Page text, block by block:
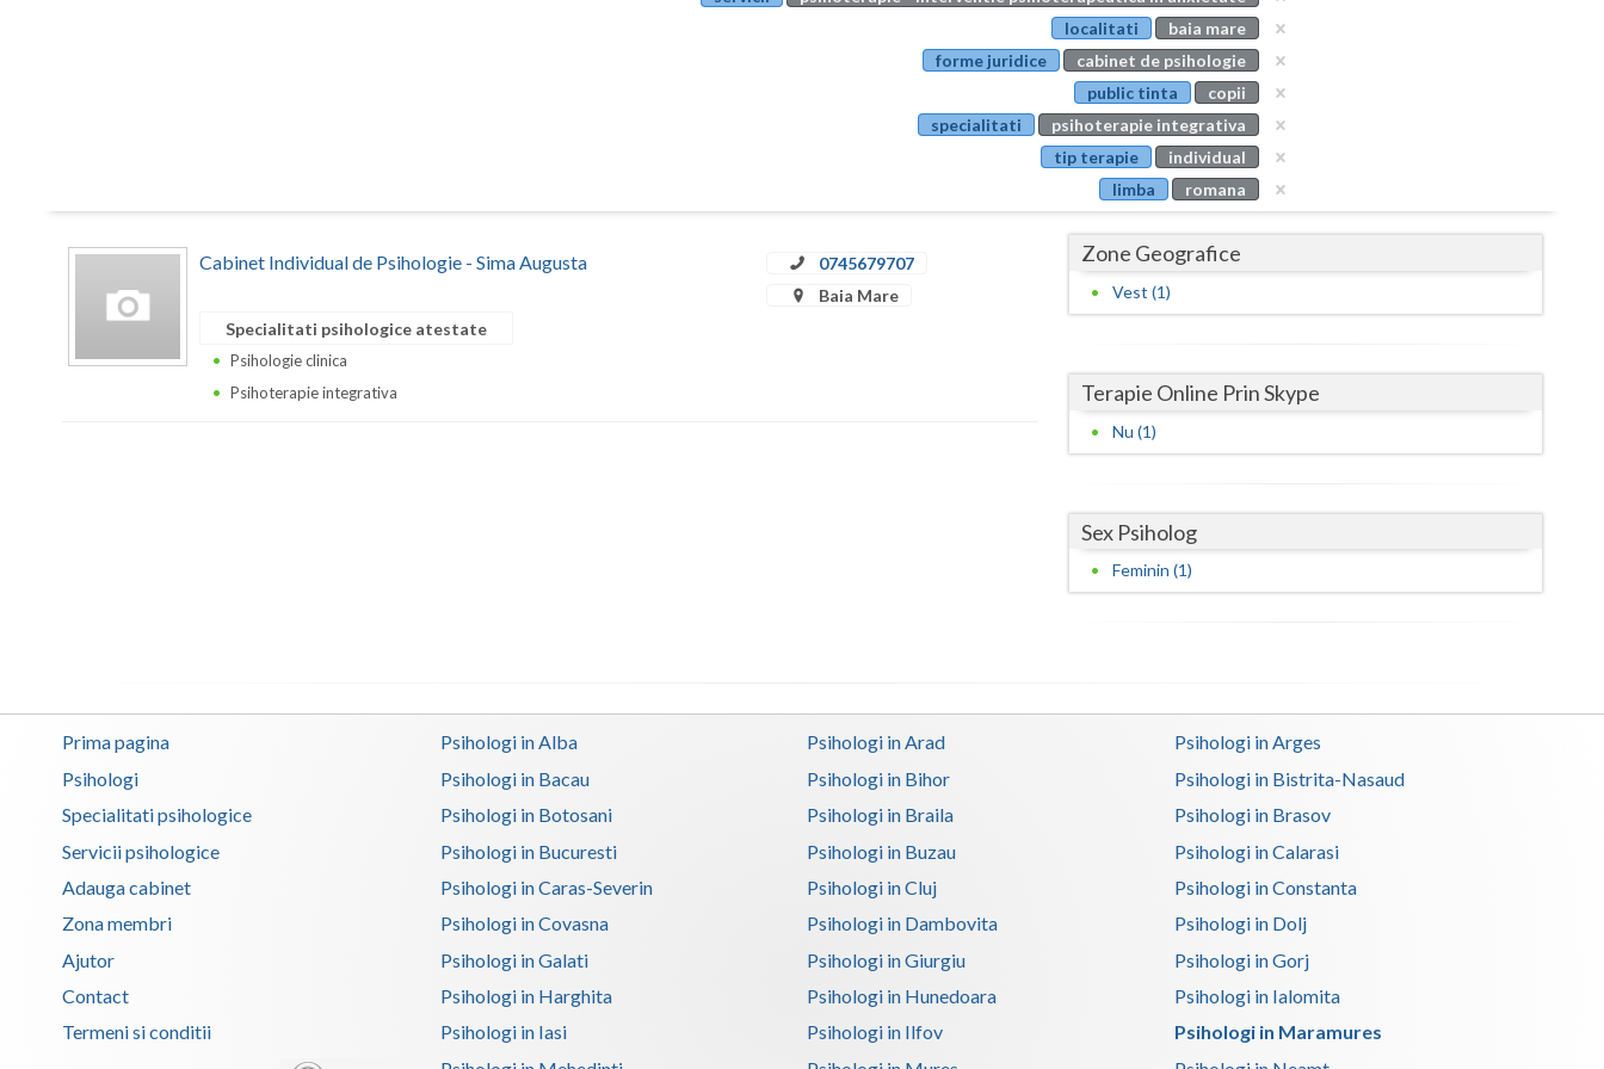
Buzau
Calarasi
Caras-Severin
Cluj
Constanta
Galati
Hunedoara
Maramures
Mehedinti
Neamt
Olt
Salaj
localitati
baia mare
forme juridice
cabinet de psihologie
public tinta
copii
specialitati
psihoterapie integrativa
tip terapie
individual
limba
romana
Cabinet Individual de Psihologie - Sima Augusta
0745679707
Baia Mare
Specialitati psihologice atestate
Psihologie clinica
Psihoterapie integrativa
Zone Geografice
Vest (1)
Terapie Online Prin Skype
Nu (1)
Sex Psiholog
Feminin (1)
Prima pagina
Psihologi
Specialitati psihologice
Servicii psihologice
Adauga cabinet
Zona membri
Ajutor
Contact
Termeni si conditii
Psihologi in Alba Psihologi in Arad
Psihologi in Arges
Psihologi in Bacau
Psihologi in Bihor
Psihologi in Bistrita-Nasaud
Psihologi in Botosani
Psihologi in Braila
Psihologi in Brasov
Psihologi in Bucuresti
Psihologi in Buzau
Psihologi in Calarasi
Psihologi in Caras-Severin
Psihologi in Cluj
Psihologi in Constanta
Psihologi in Covasna
Psihologi in Dambovita
Psihologi in Dolj
Psihologi in Galati
Psihologi in Giurgiu
Psihologi in Gorj
Psihologi in Harghita
Psihologi in Hunedoara
Psihologi in Ialomita
Psihologi in Iasi
Psihologi in Ilfov
Psihologi in Maramures